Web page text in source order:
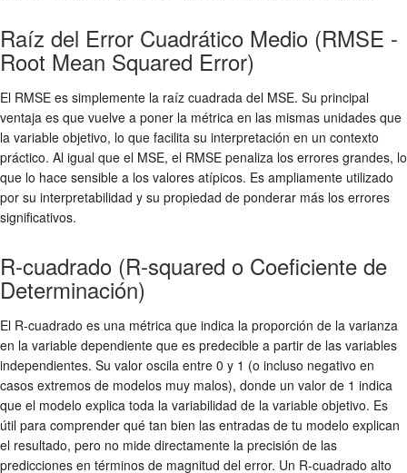
Raíz del Error Cuadrático Medio (RMSE -
Root Mean Squared Error)
El RMSE es simplemente la raíz cuadrada del MSE. Su principal
ventaja es que vuelve a poner la métrica en las mismas unidades que
la variable objetivo, lo que facilita su interpretación en un contexto
práctico. Al igual que el MSE, el RMSE penaliza los errores grandes, lo
que lo hace sensible a los valores atípicos. Es ampliamente utilizado
por su interpretabilidad y su propiedad de ponderar más los errores
significativos.
R-cuadrado (R-squared o Coeficiente de
Determinación)
El R-cuadrado es una métrica que indica la proporción de la varianza
en la variable dependiente que es predecible a partir de las variables
independientes. Su valor oscila entre 0 y 1 (o incluso negativo en
casos extremos de modelos muy malos), donde un valor de 1 indica
que el modelo explica toda la variabilidad de la variable objetivo. Es
útil para comprender qué tan bien las entradas de tu modelo explican
el resultado, pero no mide directamente la precisión de las
predicciones en términos de magnitud del error. Un R-cuadrado alto